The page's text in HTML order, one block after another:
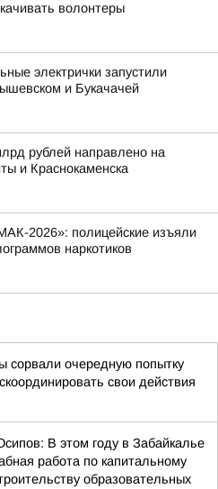
волонтеры
электрички запустили
и Букачачей
рублей направлено на
и Краснокаменска
2026»: полицейские изъяли
наркотиков
сорвали очередную попытку
свои действия
В этом году в Забайкалье
работа по капитальному
образовательных